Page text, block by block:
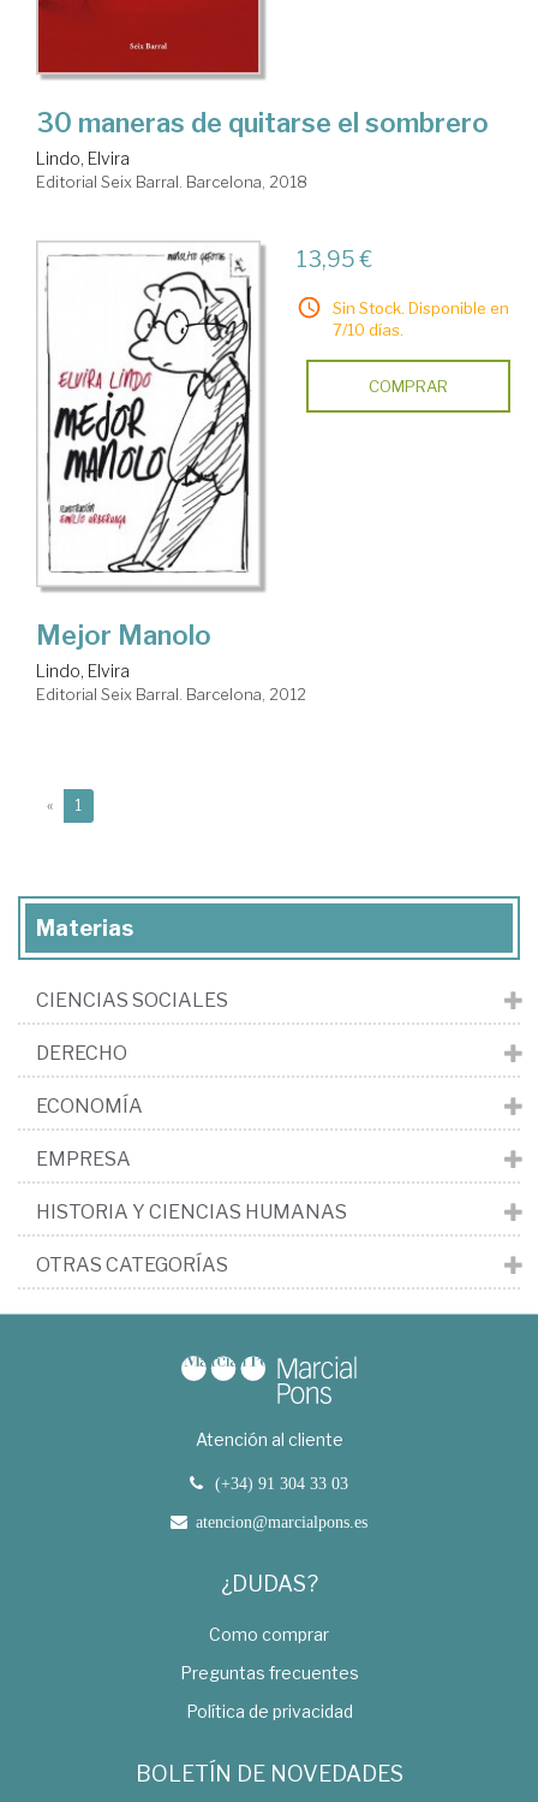
30 maneras de quitarse el sombrero
Lindo, Elvira
Editorial Seix Barral. Barcelona, 2018
13,95 €
Sin Stock. Disponible en
7/10 días.
COMPRAR
Mejor Manolo
Lindo, Elvira
Editorial Seix Barral. Barcelona, 2012
« 1
Materias
CIENCIAS SOCIALES
DERECHO
ECONOMÍA
EMPRESA
HISTORIA Y CIENCIAS HUMANAS
OTRAS CATEGORÍAS
Atención al cliente
(+34) 91 304 33 03
atencion@marcialpons.es
¿DUDAS?
Como comprar
Preguntas frecuentes
Política de privacidad
BOLETÍN DE NOVEDADES